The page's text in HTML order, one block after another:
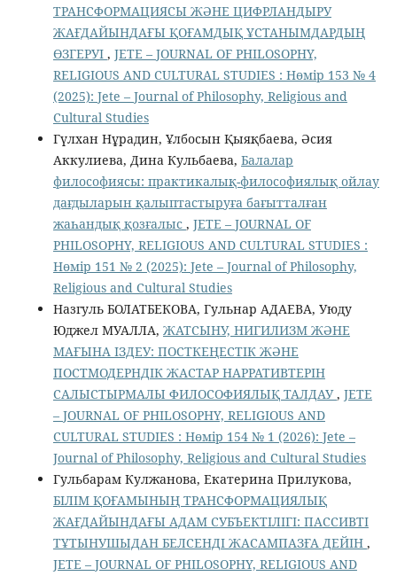
ТРАНСФОРМАЦИЯСЫ ЖӘНЕ ЦИФРЛАНДЫРУ
ЖАҒДАЙЫНДАҒЫ ҚОҒАМДЫҚ ҰСТАНЫМДАРДЫҢ
ӨЗГЕРУІ , JETE – JОURNAL OF PHILOSOPHY,
RELIGIOUS AND CULTURAL STUDIES : Нөмір 153 № 4
(2025): Jete – Jоurnal of Philosophy, Religious аnd
Cultural Studies
Гүлхан Нұрадин, Ұлбосын Қыяқбаева, Әсия
Аккулиева, Дина Кульбаева, Балалар
философиясы: практикалық-философиялық ойлау
дағдыларын қалыптастыруға бағытталған
жаһандық қозғалыс , JETE – JОURNAL OF
PHILOSOPHY, RELIGIOUS AND CULTURAL STUDIES :
Нөмір 151 № 2 (2025): Jete – Jоurnal of Philosophy,
Religious аnd Cultural Studies
Назгуль БОЛАТБЕКОВА, Гульнар АДАЕВА, Уюду
Юджел МУАЛЛА, ЖАТСЫНУ, НИГИЛИЗМ ЖӘНЕ
МАҒЫНА ІЗДЕУ: ПОСТКЕҢЕСТІК ЖӘНЕ
ПОСТМОДЕРНДІК ЖАСТАР НАРРАТИВТЕРІН
САЛЫСТЫРМАЛЫ ФИЛОСОФИЯЛЫҚ ТАЛДАУ, JETE
– JОURNAL OF PHILOSOPHY, RELIGIOUS AND
CULTURAL STUDIES : Нөмір 154 № 1 (2026): Jete –
Jоurnal of Philosophy, Religious аnd Cultural Studies
Гульбарам Кулжанова, Екатерина Прилукова,
БІЛІМ ҚОҒАМЫНЫҢ ТРАНСФОРМАЦИЯЛЫҚ
ЖАҒДАЙЫНДАҒЫ АДАМ СУБЪЕКТІЛІГІ: ПАССИВТІ
ТҰТЫНУШЫДАН БЕЛСЕНДІ ЖАСАМПАЗҒА ДЕЙІН ,
JETE – JОURNAL OF PHILOSOPHY, RELIGIOUS AND